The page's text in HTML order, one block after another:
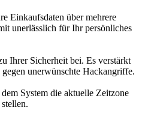
Einkaufsdaten über mehrere
unerlässlich für Ihr persönliches
Ihrer Sicherheit bei. Es verstärkt
unerwünschte Hackangriffe.
System die aktuelle Zeitzone